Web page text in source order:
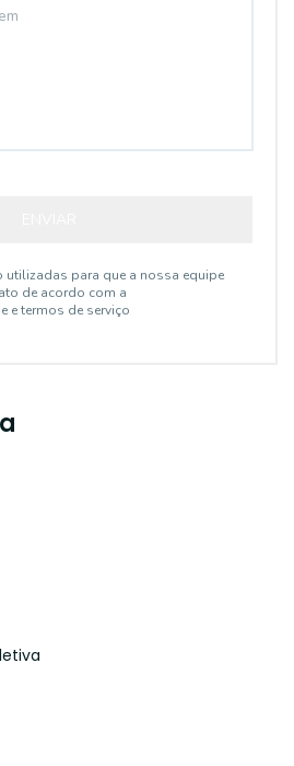
utilizadas para que a nossa equipe
de acordo com a
e termos de serviço